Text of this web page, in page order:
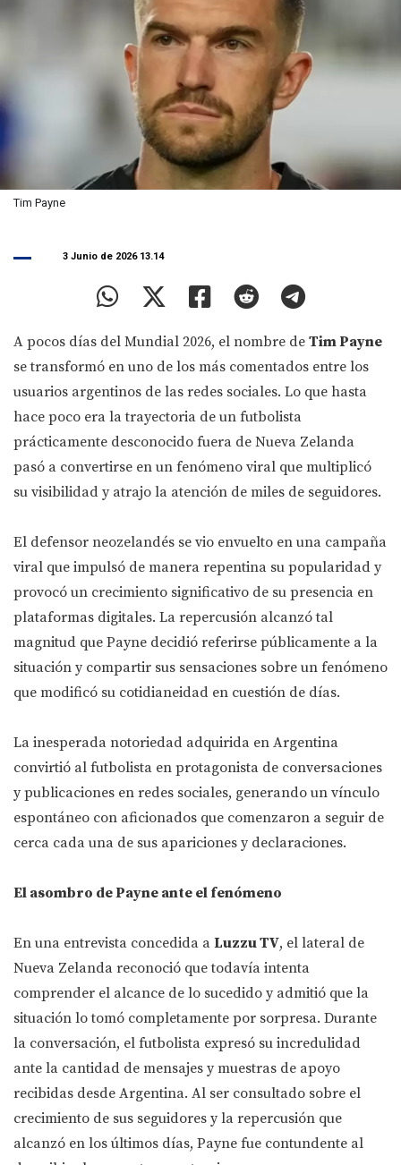
Tim Payne
3 Junio de 2026 13.14
A pocos días del Mundial 2026, el nombre de Tim Payne
se transformó en uno de los más comentados entre los
usuarios argentinos de las redes sociales. Lo que hasta
hace poco era la trayectoria de un futbolista
prácticamente desconocido fuera de Nueva Zelanda
pasó a convertirse en un fenómeno viral que multiplicó
su visibilidad y atrajo la atención de miles de seguidores.
El defensor neozelandés se vio envuelto en una campaña
viral que impulsó de manera repentina su popularidad y
provocó un crecimiento significativo de su presencia en
plataformas digitales. La repercusión alcanzó tal
magnitud que Payne decidió referirse públicamente a la
situación y compartir sus sensaciones sobre un fenómeno
que modificó su cotidianeidad en cuestión de días.
La inesperada notoriedad adquirida en Argentina
convirtió al futbolista en protagonista de conversaciones
y publicaciones en redes sociales, generando un vínculo
espontáneo con aficionados que comenzaron a seguir de
cerca cada una de sus apariciones y declaraciones.
El asombro de Payne ante el fenómeno
En una entrevista concedida a Luzzu TV, el lateral de
Nueva Zelanda reconoció que todavía intenta
comprender el alcance de lo sucedido y admitió que la
situación lo tomó completamente por sorpresa. Durante
la conversación, el futbolista expresó su incredulidad
ante la cantidad de mensajes y muestras de apoyo
recibidas desde Argentina. Al ser consultado sobre el
crecimiento de sus seguidores y la repercusión que
alcanzó en los últimos días, Payne fue contundente al